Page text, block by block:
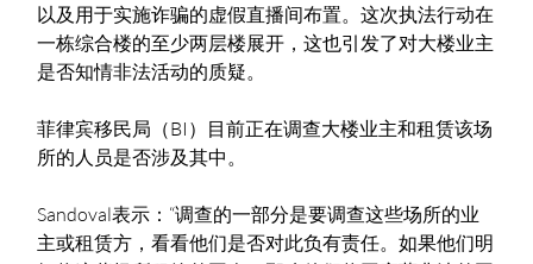
以及用于实施诈骗的虚假直播间布置。这次执法行动在
一栋综合楼的至少两层楼展开，这也引发了对大楼业主
是否知情非法活动的质疑。
菲律宾移民局（BI）目前正在调查大楼业主和租赁该场
所的人员是否涉及其中。
Sandoval表示：“调查的一部分是要调查这些场所的业
主或租赁方，看看他们是否对此负有责任。如果他们明